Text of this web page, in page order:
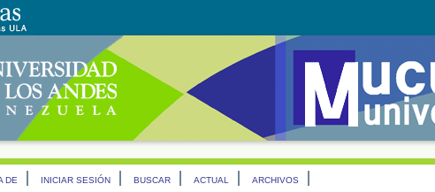
DE INICIAR SESIÓN BUSCAR ACTUAL ARCHIVOS